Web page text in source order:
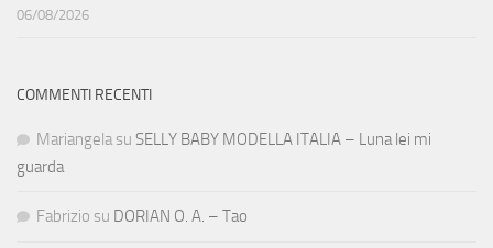
06/08/2026
COMMENTI RECENTI
Mariangela su SELLY BABY MODELLA ITALIA – Luna lei mi
guarda
Fabrizio su DORIAN O. A. – Tao